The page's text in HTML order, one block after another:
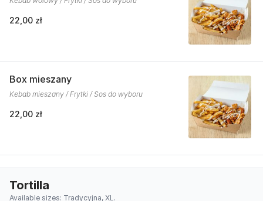
22,00 zł
Box mieszany
Kebab mieszany / Frytki / Sos do wyboru
22,00 zł
Tortilla
Available sizes: Tradycyjna, XL.